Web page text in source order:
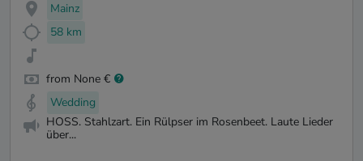
Mainz
58 km
from None €
Wedding
HOSS. Stahlzart. Ein Rülpser im Rosenbeet. Laute Lieder
über...